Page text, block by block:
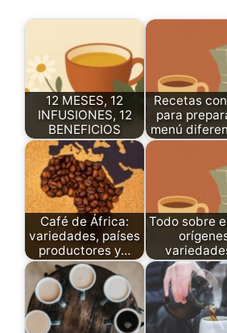
12 MESES, 12
INFUSIONES, 12
BENEFICIOS
Recetas
para
menú
Café de África:
variedades, países
productores y…
Todo sobre